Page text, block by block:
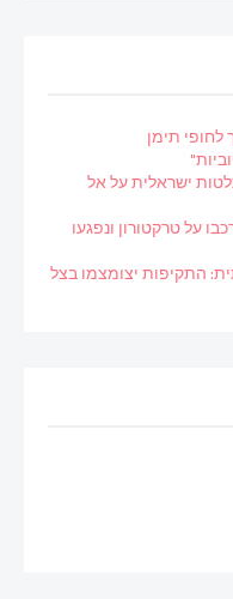
לחופי תימן
ישראלית על אל
על טרקטורון ונפגעו
התקיפות יצומצמו בצל